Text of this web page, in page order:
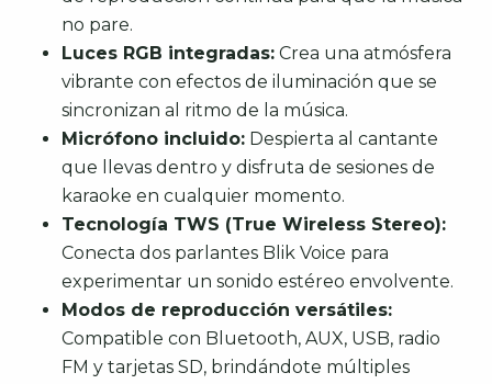
no pare.
Luces RGB integradas: Crea una atmósfera
vibrante con efectos de iluminación que se
sincronizan al ritmo de la música.
Micrófono incluido: Despierta al cantante
que llevas dentro y disfruta de sesiones de
karaoke en cualquier momento.
Tecnología TWS (True Wireless Stereo):
Conecta dos parlantes Blik Voice para
experimentar un sonido estéreo envolvente.
Modos de reproducción versátiles:
Compatible con Bluetooth, AUX, USB, radio
FM y tarjetas SD, brindándote múltiples